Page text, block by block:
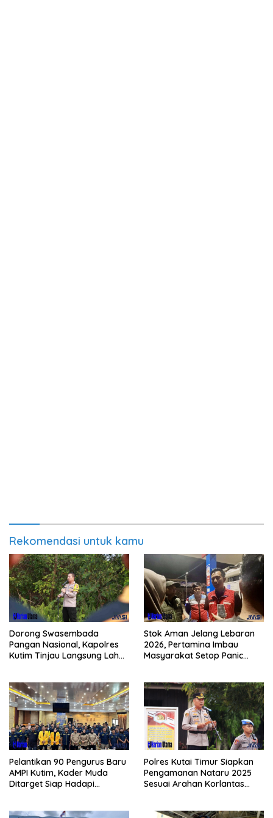
Rekomendasi untuk kamu
Dorong Swasembada
Pangan Nasional, Kapolres
Kutim Tinjau Langsung Lahan
Stok Aman Jelang Lebaran
2026, Pertamina Imbau
Masyarakat Setop Panic
Pelantikan 90 Pengurus Baru
AMPI Kutim, Kader Muda
Ditarget Siap Hadapi
Polres Kutai Timur Siapkan
Pengamanan Nataru 2025
Sesuai Arahan Korlantas